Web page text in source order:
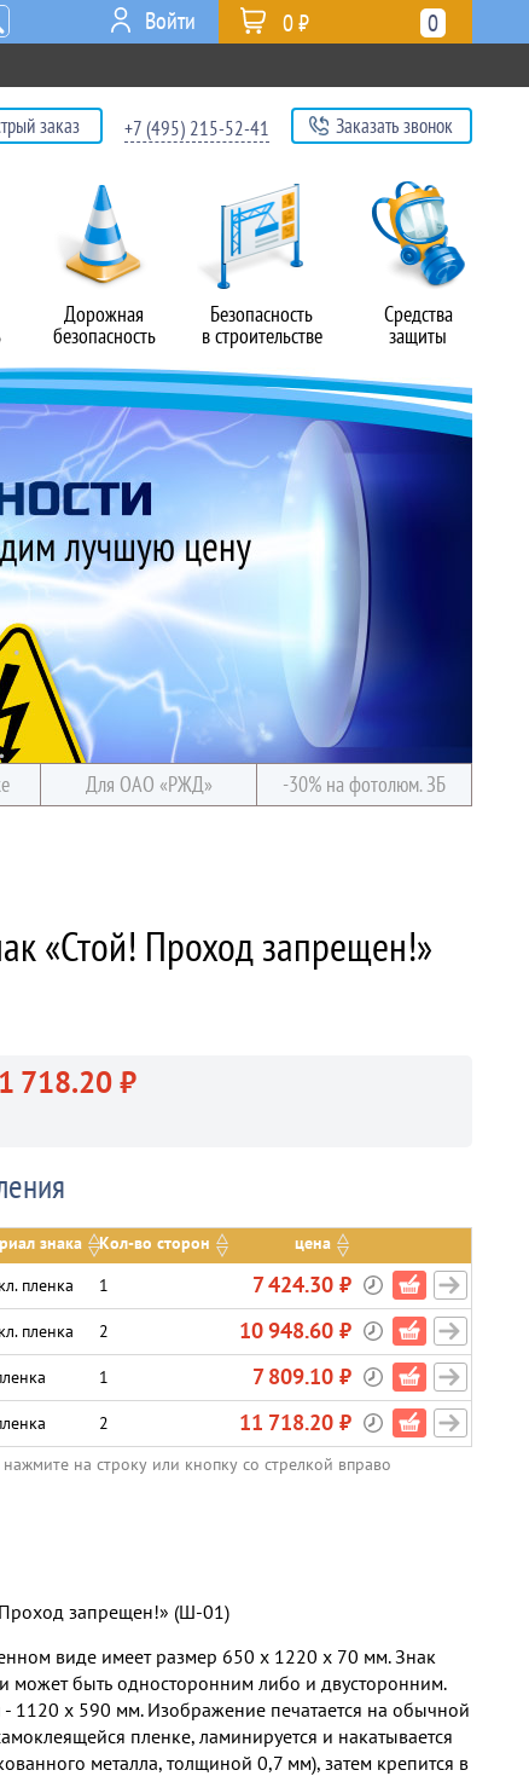
Дорожная
безопасность
Безопасность
в строительстве
Средства
защиты
0
0 ₽
Войти
заказ +7 (495) 215-52-41 Заказать звонок
Для ОАО «РЖД» -30% на фотолюм. ЗБ
«Стой! Проход запрещен!»
718.20 ₽
знака Кол-во сторон
цена
пленка 1 7 424.30 ₽
пленка 2 10 948.60 ₽
1 7 809.10 ₽
2 11 718.20 ₽
на строку или кнопку со стрелкой вправо
запрещен!» (Ш-01)
виде имеет размер 650 х 1220 х 70 мм. Знак
может быть односторонним либо и двусторонним.
- 1120 х 590 мм. Изображение печатается на обычной
пленке, ламинируется и накатывается
металла, толщиной 0,7 мм), затем крепится в